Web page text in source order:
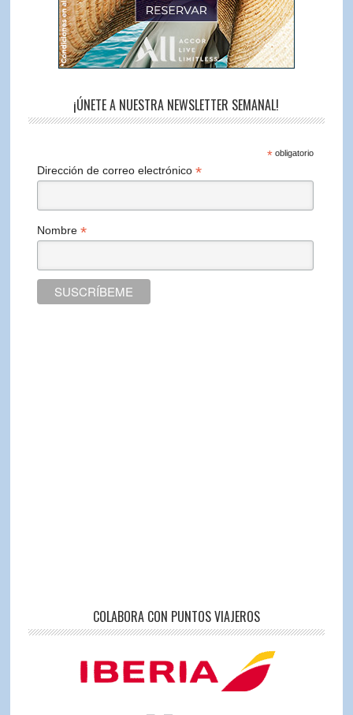
¡ÚNETE A NUESTRA NEWSLETTER SEMANAL!
*obligatorio
Dirección de correo electrónico*
Nombre*
COLABORA CON PUNTOS VIAJEROS